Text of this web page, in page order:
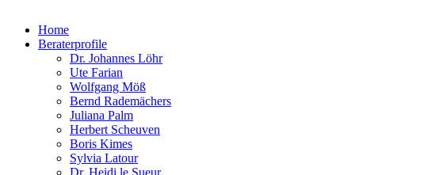
Home
Beraterprofile
Dr. Johannes Löhr
Ute Farian
Wolfgang Möß
Bernd Rademächers
Juliana Palm
Herbert Scheuven
Boris Kimes
Sylvia Latour
Dr. Heidi le Sueur